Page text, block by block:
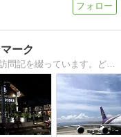
ーク
ジジィ・タローのパタヤ バンコクの訪問記を綴っています。どうぞよろしくお願いいたします。